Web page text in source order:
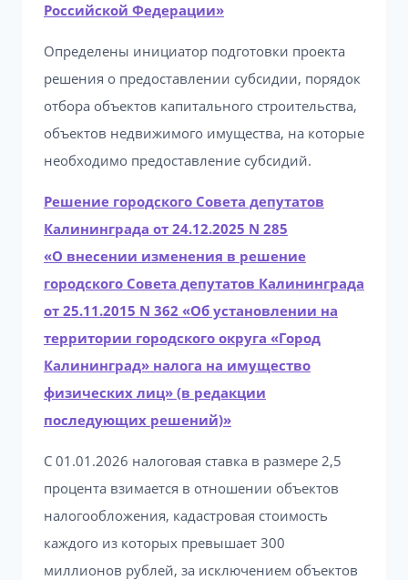
Российской Федерации»
Определены инициатор подготовки проекта
решения о предоставлении субсидии, порядок
отбора объектов капитального строительства,
объектов недвижимого имущества, на которые
необходимо предоставление субсидий.
Решение городского Совета депутатов
Калининграда от 24.12.2025 N 285
«О внесении изменения в решение
городского Совета депутатов Калининграда
от 25.11.2015 N 362 «Об установлении на
территории городского округа «Город
Калининград» налога на имущество
физических лиц» (в редакции
последующих решений)»
С 01.01.2026 налоговая ставка в размере 2,5
процента взимается в отношении объектов
налогообложения, кадастровая стоимость
каждого из которых превышает 300
миллионов рублей, за исключением объектов